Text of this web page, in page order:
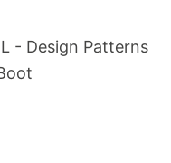
- Design Patterns